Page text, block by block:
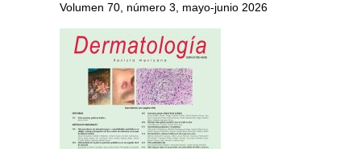
Volumen 70, número 3, mayo-junio 2026